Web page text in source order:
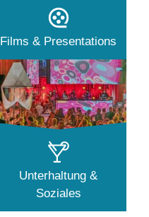
Films & Presentations
Unterhaltung &
Soziales